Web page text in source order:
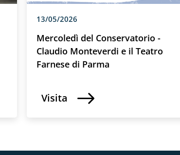
13/05/2026
Mercoledì del Conservatorio -
Claudio Monteverdi e il Teatro
Farnese di Parma
Visita